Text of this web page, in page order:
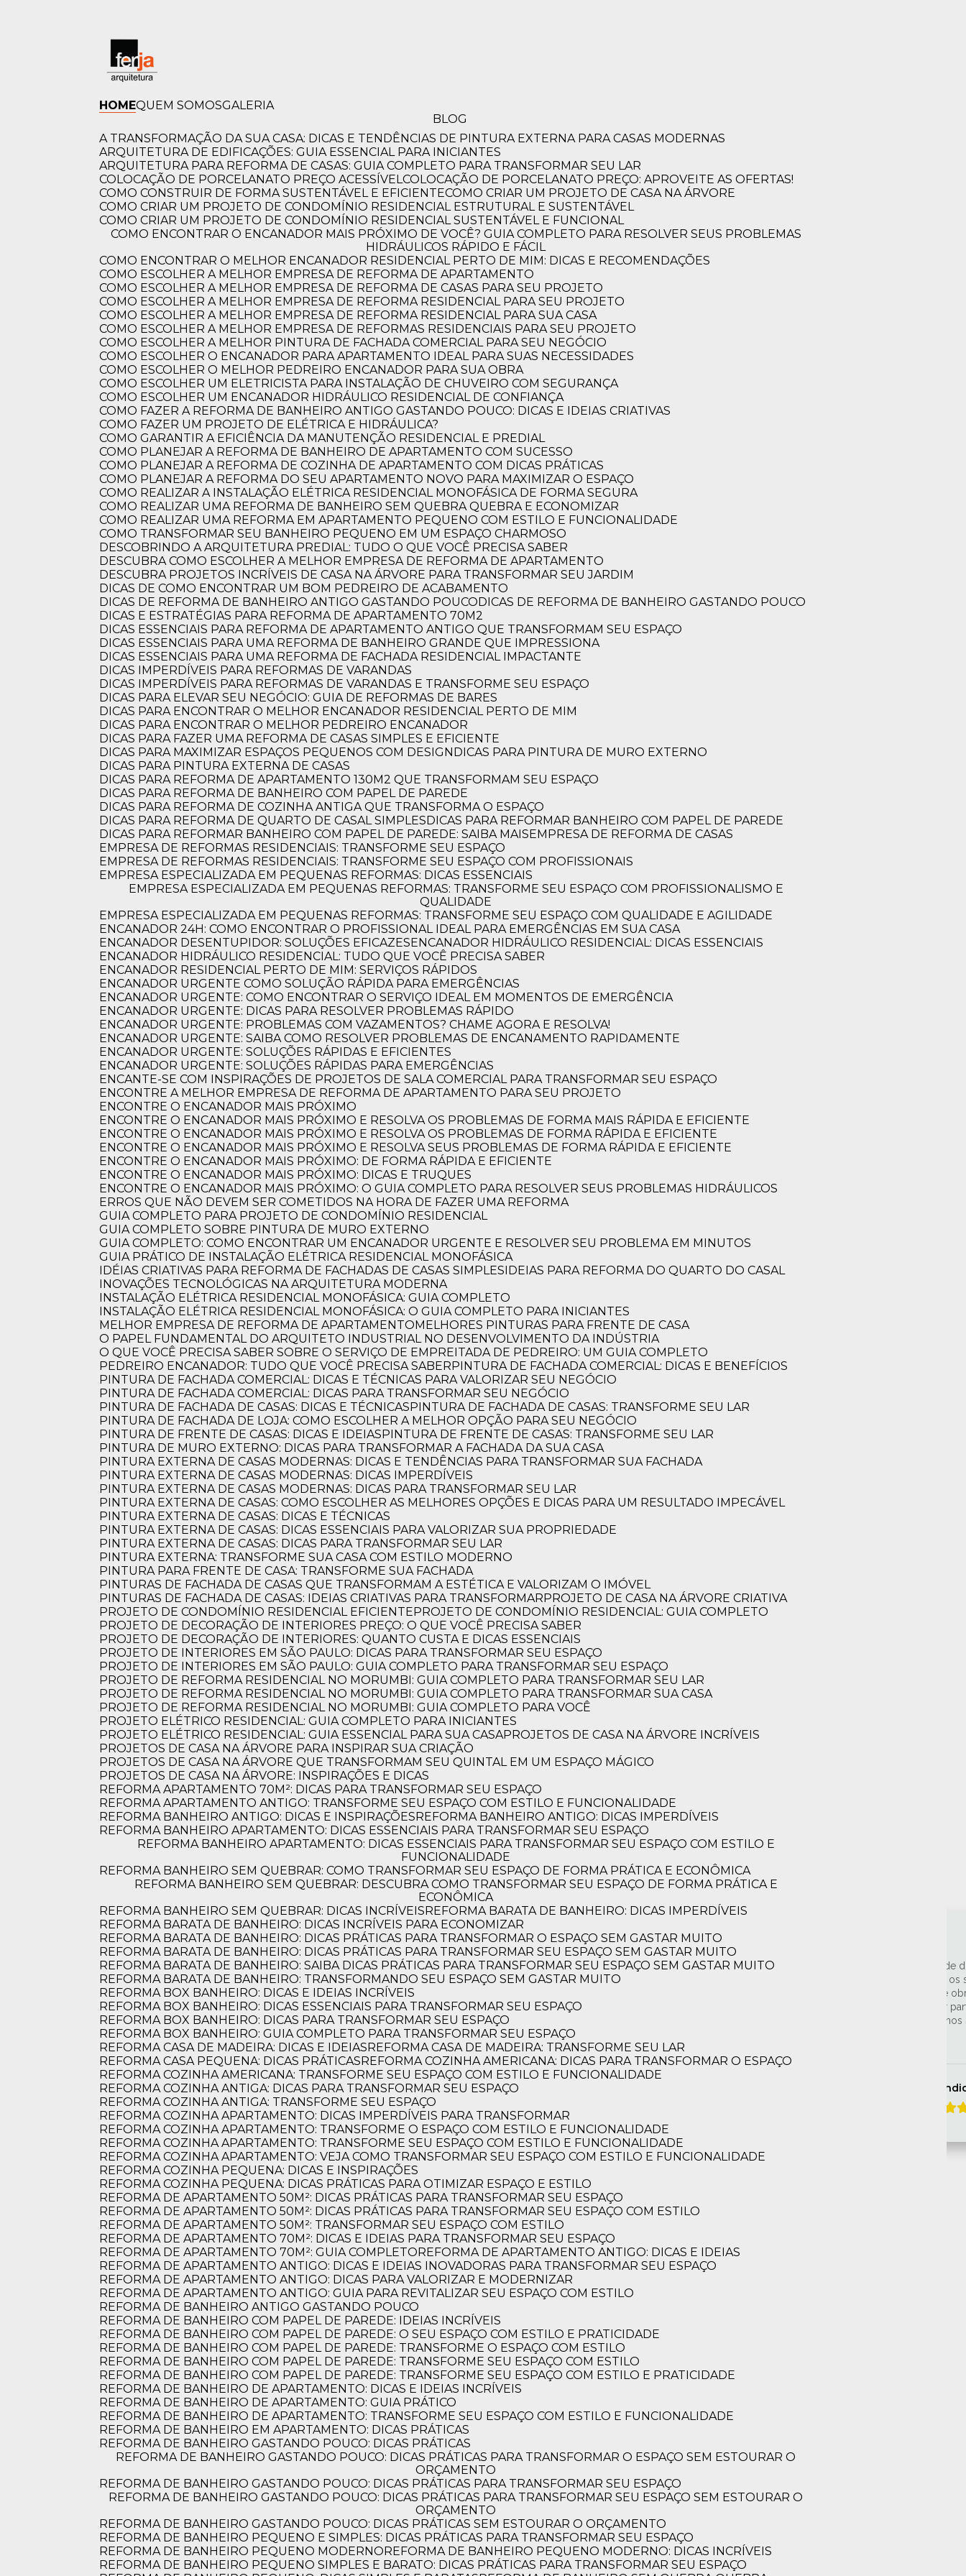
HOME QUEM SOMOS
GALERIA
BLOG
A TRANSFORMAÇÃO DA SUA CASA: DICAS E TENDÊNCIAS DE PINTURA EXTERNA PARA CASAS MODERNAS
ARQUITETURA DE EDIFICAÇÕES: GUIA ESSENCIAL PARA INICIANTES
ARQUITETURA PARA REFORMA DE CASAS: GUIA COMPLETO PARA TRANSFORMAR SEU LAR
COLOCAÇÃO DE PORCELANATO PREÇO ACESSÍVEL COLOCAÇÃO DE PORCELANATO PREÇO: APROVEITE AS OFERTAS!
COMO CONSTRUIR DE FORMA SUSTENTÁVEL E EFICIENTE COMO CRIAR UM PROJETO DE CASA NA ÁRVORE
COMO CRIAR UM PROJETO DE CONDOMÍNIO RESIDENCIAL ESTRUTURAL E SUSTENTÁVEL
COMO CRIAR UM PROJETO DE CONDOMÍNIO RESIDENCIAL SUSTENTÁVEL E FUNCIONAL
COMO ENCONTRAR O ENCANADOR MAIS PRÓXIMO DE VOCÊ? GUIA COMPLETO PARA RESOLVER SEUS PROBLEMAS
HIDRÁULICOS RÁPIDO E FÁCIL
COMO ENCONTRAR O MELHOR ENCANADOR RESIDENCIAL PERTO DE MIM: DICAS E RECOMENDAÇÕES
COMO ESCOLHER A MELHOR EMPRESA DE REFORMA DE APARTAMENTO
COMO ESCOLHER A MELHOR EMPRESA DE REFORMA DE CASAS PARA SEU PROJETO
COMO ESCOLHER A MELHOR EMPRESA DE REFORMA RESIDENCIAL PARA SEU PROJETO
COMO ESCOLHER A MELHOR EMPRESA DE REFORMA RESIDENCIAL PARA SUA CASA
COMO ESCOLHER A MELHOR EMPRESA DE REFORMAS RESIDENCIAIS PARA SEU PROJETO
COMO ESCOLHER A MELHOR PINTURA DE FACHADA COMERCIAL PARA SEU NEGÓCIO
COMO ESCOLHER O ENCANADOR PARA APARTAMENTO IDEAL PARA SUAS NECESSIDADES
COMO ESCOLHER O MELHOR PEDREIRO ENCANADOR PARA SUA OBRA
COMO ESCOLHER UM ELETRICISTA PARA INSTALAÇÃO DE CHUVEIRO COM SEGURANÇA
COMO ESCOLHER UM ENCANADOR HIDRÁULICO RESIDENCIAL DE CONFIANÇA
COMO FAZER A REFORMA DE BANHEIRO ANTIGO GASTANDO POUCO: DICAS E IDEIAS CRIATIVAS
COMO FAZER UM PROJETO DE ELÉTRICA E HIDRÁULICA?
COMO GARANTIR A EFICIÊNCIA DA MANUTENÇÃO RESIDENCIAL E PREDIAL
COMO PLANEJAR A REFORMA DE BANHEIRO DE APARTAMENTO COM SUCESSO
COMO PLANEJAR A REFORMA DE COZINHA DE APARTAMENTO COM DICAS PRÁTICAS
COMO PLANEJAR A REFORMA DO SEU APARTAMENTO NOVO PARA MAXIMIZAR O ESPAÇO
COMO REALIZAR A INSTALAÇÃO ELÉTRICA RESIDENCIAL MONOFÁSICA DE FORMA SEGURA
COMO REALIZAR UMA REFORMA DE BANHEIRO SEM QUEBRA QUEBRA E ECONOMIZAR
COMO REALIZAR UMA REFORMA EM APARTAMENTO PEQUENO COM ESTILO E FUNCIONALIDADE
COMO TRANSFORMAR SEU BANHEIRO PEQUENO EM UM ESPAÇO CHARMOSO
DESCOBRINDO A ARQUITETURA PREDIAL: TUDO O QUE VOCÊ PRECISA SABER
DESCUBRA COMO ESCOLHER A MELHOR EMPRESA DE REFORMA DE APARTAMENTO
DESCUBRA PROJETOS INCRÍVEIS DE CASA NA ÁRVORE PARA TRANSFORMAR SEU JARDIM
DICAS DE COMO ENCONTRAR UM BOM PEDREIRO DE ACABAMENTO
DICAS DE REFORMA DE BANHEIRO ANTIGO GASTANDO POUCO
DICAS DE REFORMA DE BANHEIRO GASTANDO POUCO
DICAS E ESTRATÉGIAS PARA REFORMA DE APARTAMENTO 70M2
DICAS ESSENCIAIS PARA REFORMA DE APARTAMENTO ANTIGO QUE TRANSFORMAM SEU ESPAÇO
DICAS ESSENCIAIS PARA UMA REFORMA DE BANHEIRO GRANDE QUE IMPRESSIONA
DICAS ESSENCIAIS PARA UMA REFORMA DE FACHADA RESIDENCIAL IMPACTANTE
DICAS IMPERDÍVEIS PARA REFORMAS DE VARANDAS
DICAS IMPERDÍVEIS PARA REFORMAS DE VARANDAS E TRANSFORME SEU ESPAÇO
DICAS PARA ELEVAR SEU NEGÓCIO: GUIA DE REFORMAS DE BARES
DICAS PARA ENCONTRAR O MELHOR ENCANADOR RESIDENCIAL PERTO DE MIM
DICAS PARA ENCONTRAR O MELHOR PEDREIRO ENCANADOR
DICAS PARA FAZER UMA REFORMA DE CASAS SIMPLES E EFICIENTE
DICAS PARA MAXIMIZAR ESPAÇOS PEQUENOS COM DESIGN
DICAS PARA PINTURA DE MURO EXTERNO
DICAS PARA PINTURA EXTERNA DE CASAS
DICAS PARA REFORMA DE APARTAMENTO 130M2 QUE TRANSFORMAM SEU ESPAÇO
DICAS PARA REFORMA DE BANHEIRO COM PAPEL DE PAREDE
DICAS PARA REFORMA DE COZINHA ANTIGA QUE TRANSFORMA O ESPAÇO
DICAS PARA REFORMA DE QUARTO DE CASAL SIMPLES
DICAS PARA REFORMAR BANHEIRO COM PAPEL DE PAREDE
DICAS PARA REFORMAR BANHEIRO COM PAPEL DE PAREDE: SAIBA MAIS
EMPRESA DE REFORMA DE CASAS
EMPRESA DE REFORMAS RESIDENCIAIS: TRANSFORME SEU ESPAÇO
EMPRESA DE REFORMAS RESIDENCIAIS: TRANSFORME SEU ESPAÇO COM PROFISSIONAIS
EMPRESA ESPECIALIZADA EM PEQUENAS REFORMAS: DICAS ESSENCIAIS
EMPRESA ESPECIALIZADA EM PEQUENAS REFORMAS: TRANSFORME SEU ESPAÇO COM PROFISSIONALISMO E
QUALIDADE
EMPRESA ESPECIALIZADA EM PEQUENAS REFORMAS: TRANSFORME SEU ESPAÇO COM QUALIDADE E AGILIDADE
ENCANADOR 24H: COMO ENCONTRAR O PROFISSIONAL IDEAL PARA EMERGÊNCIAS EM SUA CASA
ENCANADOR DESENTUPIDOR: SOLUÇÕES EFICAZES
ENCANADOR HIDRÁULICO RESIDENCIAL: DICAS ESSENCIAIS
ENCANADOR HIDRÁULICO RESIDENCIAL: TUDO QUE VOCÊ PRECISA SABER
ENCANADOR RESIDENCIAL PERTO DE MIM: SERVIÇOS RÁPIDOS
ENCANADOR URGENTE COMO SOLUÇÃO RÁPIDA PARA EMERGÊNCIAS
ENCANADOR URGENTE: COMO ENCONTRAR O SERVIÇO IDEAL EM MOMENTOS DE EMERGÊNCIA
ENCANADOR URGENTE: DICAS PARA RESOLVER PROBLEMAS RÁPIDO
ENCANADOR URGENTE: PROBLEMAS COM VAZAMENTOS? CHAME AGORA E RESOLVA!
ENCANADOR URGENTE: SAIBA COMO RESOLVER PROBLEMAS DE ENCANAMENTO RAPIDAMENTE
ENCANADOR URGENTE: SOLUÇÕES RÁPIDAS E EFICIENTES
ENCANADOR URGENTE: SOLUÇÕES RÁPIDAS PARA EMERGÊNCIAS
ENCANTE-SE COM INSPIRAÇÕES DE PROJETOS DE SALA COMERCIAL PARA TRANSFORMAR SEU ESPAÇO
ENCONTRE A MELHOR EMPRESA DE REFORMA DE APARTAMENTO PARA SEU PROJETO
ENCONTRE O ENCANADOR MAIS PRÓXIMO
ENCONTRE O ENCANADOR MAIS PRÓXIMO E RESOLVA OS PROBLEMAS DE FORMA MAIS RÁPIDA E EFICIENTE
ENCONTRE O ENCANADOR MAIS PRÓXIMO E RESOLVA OS PROBLEMAS DE FORMA RÁPIDA E EFICIENTE
ENCONTRE O ENCANADOR MAIS PRÓXIMO E RESOLVA SEUS PROBLEMAS DE FORMA RÁPIDA E EFICIENTE
ENCONTRE O ENCANADOR MAIS PRÓXIMO: DE FORMA RÁPIDA E EFICIENTE
ENCONTRE O ENCANADOR MAIS PRÓXIMO: DICAS E TRUQUES
ENCONTRE O ENCANADOR MAIS PRÓXIMO: O GUIA COMPLETO PARA RESOLVER SEUS PROBLEMAS HIDRÁULICOS
ERROS QUE NÃO DEVEM SER COMETIDOS NA HORA DE FAZER UMA REFORMA
GUIA COMPLETO PARA PROJETO DE CONDOMÍNIO RESIDENCIAL
GUIA COMPLETO SOBRE PINTURA DE MURO EXTERNO
GUIA COMPLETO: COMO ENCONTRAR UM ENCANADOR URGENTE E RESOLVER SEU PROBLEMA EM MINUTOS
GUIA PRÁTICO DE INSTALAÇÃO ELÉTRICA RESIDENCIAL MONOFÁSICA
IDÉIAS CRIATIVAS PARA REFORMA DE FACHADAS DE CASAS SIMPLES IDEIAS PARA REFORMA DO QUARTO DO CASAL
INOVAÇÕES TECNOLÓGICAS NA ARQUITETURA MODERNA
INSTALAÇÃO ELÉTRICA RESIDENCIAL MONOFÁSICA: GUIA COMPLETO
INSTALAÇÃO ELÉTRICA RESIDENCIAL MONOFÁSICA: O GUIA COMPLETO PARA INICIANTES
MELHOR EMPRESA DE REFORMA DE APARTAMENTO
MELHORES PINTURAS PARA FRENTE DE CASA
O PAPEL FUNDAMENTAL DO ARQUITETO INDUSTRIAL NO DESENVOLVIMENTO DA INDÚSTRIA
O QUE VOCÊ PRECISA SABER SOBRE O SERVIÇO DE EMPREITADA DE PEDREIRO: UM GUIA COMPLETO
PEDREIRO ENCANADOR: TUDO QUE VOCÊ PRECISA SABER
PINTURA DE FACHADA COMERCIAL: DICAS E BENEFÍCIOS
PINTURA DE FACHADA COMERCIAL: DICAS E TÉCNICAS PARA VALORIZAR SEU NEGÓCIO
PINTURA DE FACHADA COMERCIAL: DICAS PARA TRANSFORMAR SEU NEGÓCIO
PINTURA DE FACHADA DE CASAS: DICAS E TÉCNICAS
PINTURA DE FACHADA DE CASAS: TRANSFORME SEU LAR
PINTURA DE FACHADA DE LOJA: COMO ESCOLHER A MELHOR OPÇÃO PARA SEU NEGÓCIO
PINTURA DE FRENTE DE CASAS: DICAS E IDEIAS
PINTURA DE FRENTE DE CASAS: TRANSFORME SEU LAR
PINTURA DE MURO EXTERNO: DICAS PARA TRANSFORMAR A FACHADA DA SUA CASA
PINTURA EXTERNA DE CASAS MODERNAS: DICAS E TENDÊNCIAS PARA TRANSFORMAR SUA FACHADA
PINTURA EXTERNA DE CASAS MODERNAS: DICAS IMPERDÍVEIS
PINTURA EXTERNA DE CASAS MODERNAS: DICAS PARA TRANSFORMAR SEU LAR
PINTURA EXTERNA DE CASAS: COMO ESCOLHER AS MELHORES OPÇÕES E DICAS PARA UM RESULTADO IMPECÁVEL
PINTURA EXTERNA DE CASAS: DICAS E TÉCNICAS
PINTURA EXTERNA DE CASAS: DICAS ESSENCIAIS PARA VALORIZAR SUA PROPRIEDADE
PINTURA EXTERNA DE CASAS: DICAS PARA TRANSFORMAR SEU LAR
PINTURA EXTERNA: TRANSFORME SUA CASA COM ESTILO MODERNO
PINTURA PARA FRENTE DE CASA: TRANSFORME SUA FACHADA
PINTURAS DE FACHADA DE CASAS QUE TRANSFORMAM A ESTÉTICA E VALORIZAM O IMÓVEL
PINTURAS DE FACHADA DE CASAS: IDEIAS CRIATIVAS PARA TRANSFORMAR
PROJETO DE CASA NA ÁRVORE CRIATIVA
PROJETO DE CONDOMÍNIO RESIDENCIAL EFICIENTE
PROJETO DE CONDOMÍNIO RESIDENCIAL: GUIA COMPLETO
PROJETO DE DECORAÇÃO DE INTERIORES PREÇO: O QUE VOCÊ PRECISA SABER
PROJETO DE DECORAÇÃO DE INTERIORES: QUANTO CUSTA E DICAS ESSENCIAIS
PROJETO DE INTERIORES EM SÃO PAULO: DICAS PARA TRANSFORMAR SEU ESPAÇO
PROJETO DE INTERIORES EM SÃO PAULO: GUIA COMPLETO PARA TRANSFORMAR SEU ESPAÇO
PROJETO DE REFORMA RESIDENCIAL NO MORUMBI: GUIA COMPLETO PARA TRANSFORMAR SEU LAR
PROJETO DE REFORMA RESIDENCIAL NO MORUMBI: GUIA COMPLETO PARA TRANSFORMAR SUA CASA
PROJETO DE REFORMA RESIDENCIAL NO MORUMBI: GUIA COMPLETO PARA VOCÊ
PROJETO ELÉTRICO RESIDENCIAL: GUIA COMPLETO PARA INICIANTES
PROJETO ELÉTRICO RESIDENCIAL: GUIA ESSENCIAL PARA SUA CASA
PROJETOS DE CASA NA ÁRVORE INCRÍVEIS
PROJETOS DE CASA NA ÁRVORE PARA INSPIRAR SUA CRIAÇÃO
PROJETOS DE CASA NA ÁRVORE QUE TRANSFORMAM SEU QUINTAL EM UM ESPAÇO MÁGICO
PROJETOS DE CASA NA ÁRVORE: INSPIRAÇÕES E DICAS
REFORMA APARTAMENTO 70M²: DICAS PARA TRANSFORMAR SEU ESPAÇO
REFORMA APARTAMENTO ANTIGO: TRANSFORME SEU ESPAÇO COM ESTILO E FUNCIONALIDADE
REFORMA BANHEIRO ANTIGO: DICAS E INSPIRAÇÕES
REFORMA BANHEIRO ANTIGO: DICAS IMPERDÍVEIS
REFORMA BANHEIRO APARTAMENTO: DICAS ESSENCIAIS PARA TRANSFORMAR SEU ESPAÇO
REFORMA BANHEIRO APARTAMENTO: DICAS ESSENCIAIS PARA TRANSFORMAR SEU ESPAÇO COM ESTILO E
FUNCIONALIDADE
REFORMA BANHEIRO SEM QUEBRAR: COMO TRANSFORMAR SEU ESPAÇO DE FORMA PRÁTICA E ECONÔMICA
REFORMA BANHEIRO SEM QUEBRAR: DESCUBRA COMO TRANSFORMAR SEU ESPAÇO DE FORMA PRÁTICA E
ECONÔMICA
REFORMA BANHEIRO SEM QUEBRAR: DICAS INCRÍVEIS
REFORMA BARATA DE BANHEIRO: DICAS IMPERDÍVEIS
REFORMA BARATA DE BANHEIRO: DICAS INCRÍVEIS PARA ECONOMIZAR
REFORMA BARATA DE BANHEIRO: DICAS PRÁTICAS PARA TRANSFORMAR O ESPAÇO SEM GASTAR MUITO
REFORMA BARATA DE BANHEIRO: DICAS PRÁTICAS PARA TRANSFORMAR SEU ESPAÇO SEM GASTAR MUITO
REFORMA BARATA DE BANHEIRO: SAIBA DICAS PRÁTICAS PARA TRANSFORMAR SEU ESPAÇO SEM GASTAR MUITO
REFORMA BARATA DE BANHEIRO: TRANSFORMANDO SEU ESPAÇO SEM GASTAR MUITO
REFORMA BOX BANHEIRO: DICAS E IDEIAS INCRÍVEIS
REFORMA BOX BANHEIRO: DICAS ESSENCIAIS PARA TRANSFORMAR SEU ESPAÇO
REFORMA BOX BANHEIRO: DICAS PARA TRANSFORMAR SEU ESPAÇO
REFORMA BOX BANHEIRO: GUIA COMPLETO PARA TRANSFORMAR SEU ESPAÇO
REFORMA CASA DE MADEIRA: DICAS E IDEIAS
REFORMA CASA DE MADEIRA: TRANSFORME SEU LAR
REFORMA CASA PEQUENA: DICAS PRÁTICAS
REFORMA COZINHA AMERICANA: DICAS PARA TRANSFORMAR O ESPAÇO
REFORMA COZINHA AMERICANA: TRANSFORME SEU ESPAÇO COM ESTILO E FUNCIONALIDADE
REFORMA COZINHA ANTIGA: DICAS PARA TRANSFORMAR SEU ESPAÇO
REFORMA COZINHA ANTIGA: TRANSFORME SEU ESPAÇO
REFORMA COZINHA APARTAMENTO: DICAS IMPERDÍVEIS PARA TRANSFORMAR
REFORMA COZINHA APARTAMENTO: TRANSFORME O ESPAÇO COM ESTILO E FUNCIONALIDADE
REFORMA COZINHA APARTAMENTO: TRANSFORME SEU ESPAÇO COM ESTILO E FUNCIONALIDADE
REFORMA COZINHA APARTAMENTO: VEJA COMO TRANSFORMAR SEU ESPAÇO COM ESTILO E FUNCIONALIDADE
REFORMA COZINHA PEQUENA: DICAS E INSPIRAÇÕES
REFORMA COZINHA PEQUENA: DICAS PRÁTICAS PARA OTIMIZAR ESPAÇO E ESTILO
REFORMA DE APARTAMENTO 50M²: DICAS PRÁTICAS PARA TRANSFORMAR SEU ESPAÇO
REFORMA DE APARTAMENTO 50M²: DICAS PRÁTICAS PARA TRANSFORMAR SEU ESPAÇO COM ESTILO
REFORMA DE APARTAMENTO 50M²: TRANSFORMAR SEU ESPAÇO COM ESTILO
REFORMA DE APARTAMENTO 70M²: DICAS E IDEIAS PARA TRANSFORMAR SEU ESPAÇO
REFORMA DE APARTAMENTO 70M²: GUIA COMPLETO
REFORMA DE APARTAMENTO ANTIGO: DICAS E IDEIAS
REFORMA DE APARTAMENTO ANTIGO: DICAS E IDEIAS INOVADORAS PARA TRANSFORMAR SEU ESPAÇO
REFORMA DE APARTAMENTO ANTIGO: DICAS PARA VALORIZAR E MODERNIZAR
REFORMA DE APARTAMENTO ANTIGO: GUIA PARA REVITALIZAR SEU ESPAÇO COM ESTILO
REFORMA DE BANHEIRO ANTIGO GASTANDO POUCO
REFORMA DE BANHEIRO COM PAPEL DE PAREDE: IDEIAS INCRÍVEIS
REFORMA DE BANHEIRO COM PAPEL DE PAREDE: O SEU ESPAÇO COM ESTILO E PRATICIDADE
REFORMA DE BANHEIRO COM PAPEL DE PAREDE: TRANSFORME O ESPAÇO COM ESTILO
REFORMA DE BANHEIRO COM PAPEL DE PAREDE: TRANSFORME SEU ESPAÇO COM ESTILO
REFORMA DE BANHEIRO COM PAPEL DE PAREDE: TRANSFORME SEU ESPAÇO COM ESTILO E PRATICIDADE
REFORMA DE BANHEIRO DE APARTAMENTO: DICAS E IDEIAS INCRÍVEIS
REFORMA DE BANHEIRO DE APARTAMENTO: GUIA PRÁTICO
REFORMA DE BANHEIRO DE APARTAMENTO: TRANSFORME SEU ESPAÇO COM ESTILO E FUNCIONALIDADE
REFORMA DE BANHEIRO EM APARTAMENTO: DICAS PRÁTICAS
REFORMA DE BANHEIRO GASTANDO POUCO: DICAS PRÁTICAS
REFORMA DE BANHEIRO GASTANDO POUCO: DICAS PRÁTICAS PARA TRANSFORMAR O ESPAÇO SEM ESTOURAR O
ORÇAMENTO
REFORMA DE BANHEIRO GASTANDO POUCO: DICAS PRÁTICAS PARA TRANSFORMAR SEU ESPAÇO
REFORMA DE BANHEIRO GASTANDO POUCO: DICAS PRÁTICAS PARA TRANSFORMAR SEU ESPAÇO SEM ESTOURAR O
ORÇAMENTO
REFORMA DE BANHEIRO GASTANDO POUCO: DICAS PRÁTICAS SEM ESTOURAR O ORÇAMENTO
REFORMA DE BANHEIRO PEQUENO E SIMPLES: DICAS PRÁTICAS PARA TRANSFORMAR SEU ESPAÇO
REFORMA DE BANHEIRO PEQUENO MODERNO
REFORMA DE BANHEIRO PEQUENO MODERNO: DICAS INCRÍVEIS
REFORMA DE BANHEIRO PEQUENO SIMPLES E BARATO: DICAS PRÁTICAS PARA TRANSFORMAR SEU ESPAÇO
Bem-vindos à
Ferja Arquitetura!
Design que inspira, arquitetura que encanta.
SAIBA
MAIS
NOSSA HISTÓRIA
Arquitetura que traduz sua
essência
Desde 2000, a Ferja Arquitetura cria projetos únicos que aliam
criatividade, funcionalidade e soluções personalizadas.
Com expertise em interiores residenciais, comerciais e
priorizando conforto, estética e excelência em cada detalhe.
Saiba mais
NOSSOS PROJETOS
Essência e precisão
presente em cada projeto!
Confira o que nossos clientes estão falando
Uma experiência maravilhosa. Um apartamento em péssimas condições
foi transformado num lugar lindo e muito aconchegante. Respeito à
equipe do arquiteto, também só elogios seja pela responsabilidade,
amabilidade e cumplicidade para fazer um trabalho belo e harmônico.
Recomendo absolutamente.
O Octavio Calonge
Sou sindica de dois predios, um na região central outro na zona sul,
contratamos os serviços desta empresa, constatntes de projetos e
presteza por parte dos profissionais envolvidos. Por isso
recomendamos sem medo de errar.
Gostamos
exatamente
DIFERENCIAIS
Porque escolher a ferja?
Ambientes que inspiram
Cada projeto é pensado para refletir
o que há de melhor em você.
Design que surpreende
Trazemos soluções criativas que
aliam estética, técnica e
personalidade.
Excelência em cada
Materiais nobres, execução precisa e
resultados à altura das expectativas.